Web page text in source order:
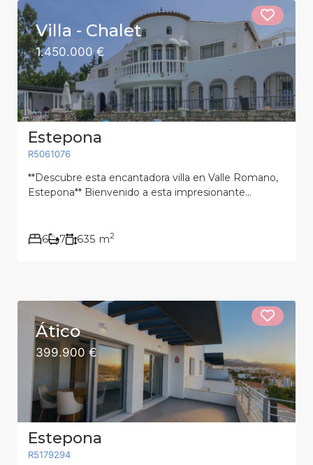
Villa - Chalet
1.450.000 €
Estepona
R5061076
**Descubre esta encantadora villa en Valle Romano,
Estepona** Bienvenido a esta impresionante...
6 7 635 m2
Ático
399.900 €
Estepona
R5179294